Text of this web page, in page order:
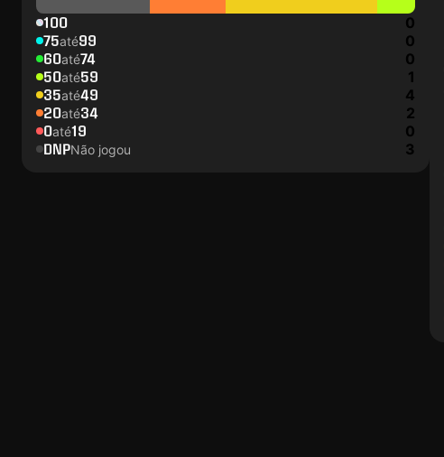
100 0
75até99 0
60até74 0
50até59 1
35até49 4
20até34 2
0até19 0
DNPNão jogou 3